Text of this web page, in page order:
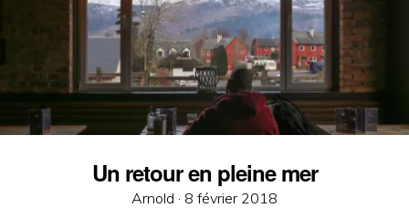
Un retour en pleine mer
Arnold · Posted
8 février 2018